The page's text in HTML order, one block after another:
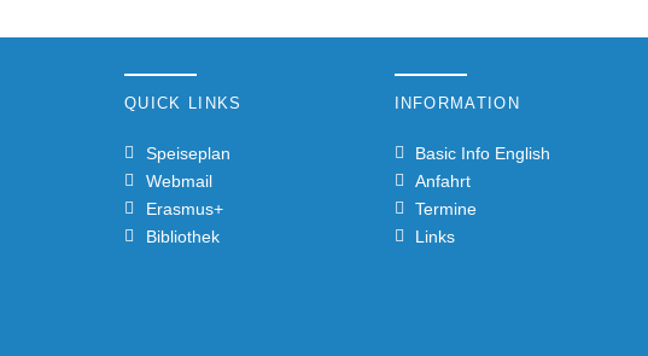
QUICK LINKS
Speiseplan
Webmail
Erasmus+
Bibliothek
INFORMATION
Basic Info English
Anfahrt
Termine
Links